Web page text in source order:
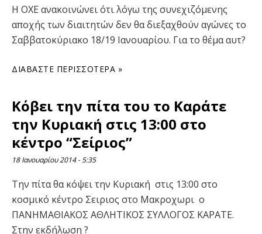
Η OXE ανακοινώνει ότι λόγω της συνεχιζόμενης
αποχής των διαιτητών δεν θα διεξαχθούν αγώνες το
Σαββατοκύριακο 18/19 Ιανουαρίου. Για το θέμα αυτ?
ΔΙΑΒΆΣΤΕ ΠΕΡΙΣΣΌΤΕΡΑ »
Κόβει την πίτα του το Καράτε
την Κυριακή στις 13:00 στο
κέντρο “Σείριος”
18 Ιανουαρίου 2014 5:35
Την πίτα θα κόψει την Κυριακή στις 13:00 στο
κοσμικό κέντρο Σειριος στο Μακροχωρι ο
ΠΑΝΗΜΑΘΙΑΚΟΣ ΑΘΛΗΤΙΚΟΣ ΣΥΛΛΟΓΟΣ ΚΑΡΑΤΕ.
Στην εκδήλωση ?